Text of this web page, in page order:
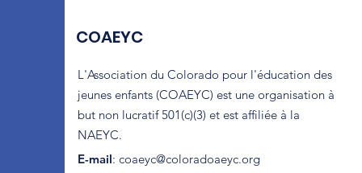
COAEYC
L'Association du Colorado pour l'éducation des
jeunes enfants (COAEYC) est une organisation à
but non lucratif 501(c)(3) et est affiliée à la
NAEYC.
E-mail: coaeyc@coloradoaeyc.org